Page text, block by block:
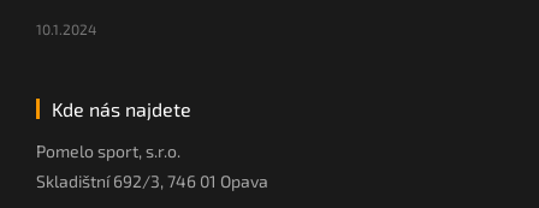
10.1.2024
Kde nás najdete
Pomelo sport, s.r.o.
Skladištní 692/3, 746 01 Opava